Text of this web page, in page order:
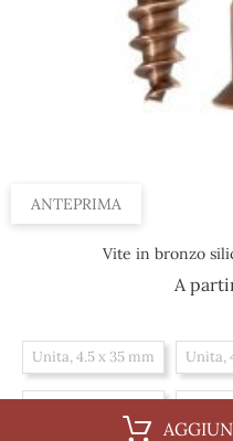
ANTEPRIMA
Vite in bronzo
A
Unita, 4.5 x 35 mm Unita,